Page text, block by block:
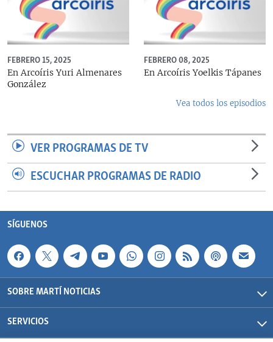
FEBRERO 15, 2025
En Arcoíris Yuri Almenares
González
FEBRERO 08, 2025
En Arcoíris Yoelkis Tápanes
Vea todos los episodios
VER PROGRAMAS DE TV
ESCUCHAR PROGRAMAS DE RADIO
SÍGUENOS
SOBRE MARTÍ NOTICIAS
SERVICIOS